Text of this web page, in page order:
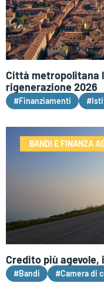
Città metropolitana
rigenerazione 2026
#Finanziamenti
BANDI E FINANZA
Credito più
#Bandi #Camera di